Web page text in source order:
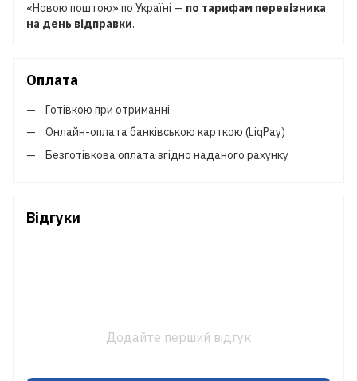
«Новою поштою» по Україні — по тарифам перевізника
на день відправки.
Оплата
Готівкою при отриманні
Онлайн-оплата банківською карткою (LiqPay)
Безготівкова оплата згідно наданого рахунку
Відгуки
Додайте перший відгук